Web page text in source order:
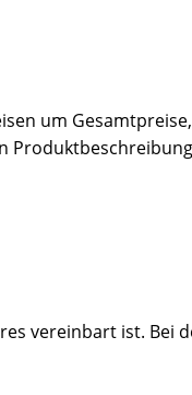
um
vereinbart ist. Bei